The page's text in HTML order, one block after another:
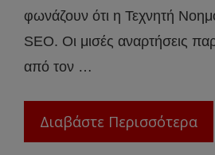
φωνάζουν ότι η Τεχνητή
SEO. Οι μισές αναρτήσεις
από τον …
Διαβάστε Περισσότερα